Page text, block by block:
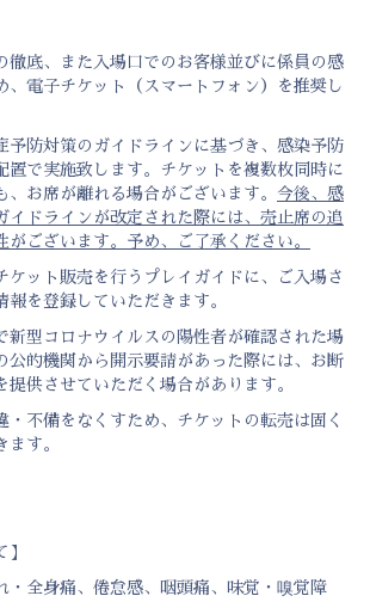
徹底、また入場口でのお客様並びに係員の感
、電子チケット（スマートフォン）を推奨し
予防対策のガイドラインに基づき、感染予防
置で実施致します。チケットを複数枚同時に
、お席が離れる場合がございます。 今後、感
イドラインが改定された際には、売止席の追
がございます。予め、ご了承ください。
ケット販売を行うプレイガイドに、ご入場さ
報を登録していただきます。
新型コロナウイルスの陽性者が確認された場
公的機関から開示要請があった際には、お断
提供させていただく場合があります。
・不備をなくすため、チケットの転売は固く
ます。
】
・全身痛、倦怠感、咽頭痛、味覚・嗅覚障